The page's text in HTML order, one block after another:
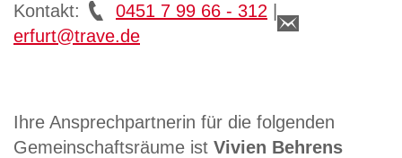
Kontakt: 0451 7 99 66 - 312
erfurt@trave.de
Ihre Ansprechpartnerin für die folgenden
Gemeinschaftsräume ist Vivien Behrens